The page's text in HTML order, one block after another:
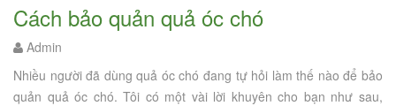
Cách bảo quản quả óc chó
Admin
Nhiều người đã dùng quả óc chó đang tự hỏi làm thế nào để bảo
quản quả óc chó. Tôi có một vài lời khuyên cho bạn như sau,